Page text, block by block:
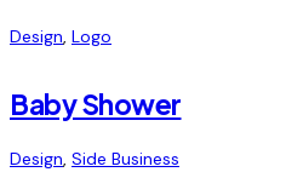
Design, Logo
Baby Shower
Design, Side Business